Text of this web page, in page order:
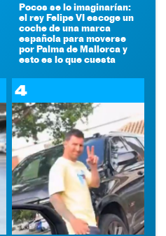
Pocos se lo imaginarían:
el rey Felipe VI escoge un
coche de una marca
española para moverse
por Palma de Mallorca y
esto es lo que cuesta
4